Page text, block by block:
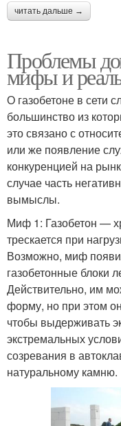
читать дальше →
Проблемы
мифы и
О газобетоне в сети
большинство из
это связано с
или же появление
конкуренцией на
случае часть
вымыслы.
Миф 1: Газобетон —
трескается при
Возможно, миф
газобетонные блоки
Действительно, им
форму, но при этом
чтобы выдерживать
экстремальных
созревания в
натуральному камню.